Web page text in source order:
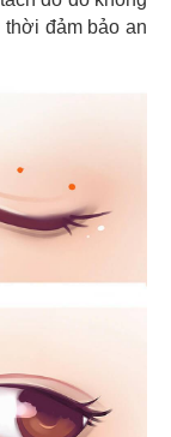
đảm bảo an